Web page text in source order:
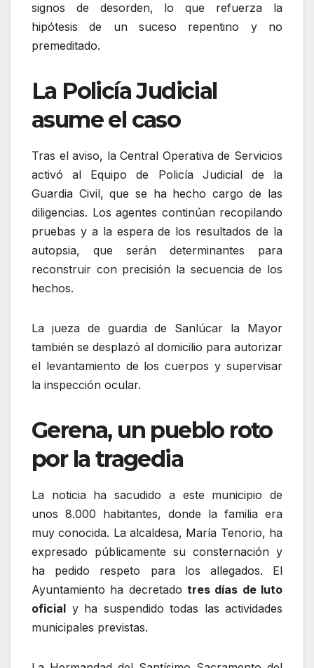
signos de desorden, lo que refuerza la
hipótesis de un suceso repentino y no
premeditado.
La Policía Judicial
asume el caso
Tras el aviso, la Central Operativa de Servicios
activó al Equipo de Policía Judicial de la
Guardia Civil, que se ha hecho cargo de las
diligencias. Los agentes continúan recopilando
pruebas y a la espera de los resultados de la
autopsia, que serán determinantes para
reconstruir con precisión la secuencia de los
hechos.
La jueza de guardia de Sanlúcar la Mayor
también se desplazó al domicilio para autorizar
el levantamiento de los cuerpos y supervisar
la inspección ocular.
Gerena, un pueblo roto
por la tragedia
La noticia ha sacudido a este municipio de
unos 8.000 habitantes, donde la familia era
muy conocida. La alcaldesa, María Tenorio, ha
expresado públicamente su consternación y
ha pedido respeto para los allegados. El
Ayuntamiento ha decretado tres días de luto
oficial y ha suspendido todas las actividades
municipales previstas.